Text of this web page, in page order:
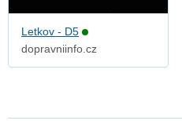
Letkov - D5
dopravniinfo.cz